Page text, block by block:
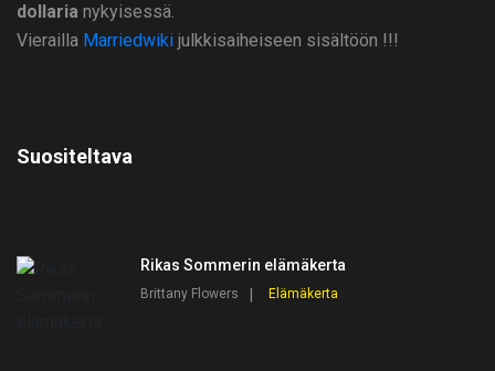
dollaria nykyisessä.
Vierailla Marriedwiki julkkisaiheiseen sisältöön !!!
Suositeltava
Rikas Sommerin elämäkerta
Brittany Flowers Elämäkerta